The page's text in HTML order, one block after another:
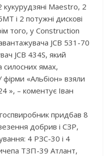
кукурудзяні Maestro, 2
і 2 потужні дискові
того, у Construction
JCB 531-70
JCB 434S, який
ямах,
«Альбіон» взяли
», – коментує Іван
придбав 8
добрив і СЗР,
4 РЗС-30 і 4
ТЗП-39 Атлант,